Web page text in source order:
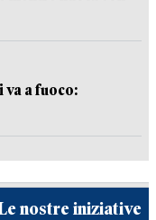
va a fuoco:
nostre iniziative